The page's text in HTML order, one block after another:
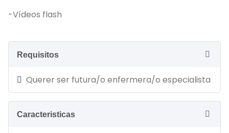
-Vídeos flash
Requisitos
Querer ser futura/o enfermera/o especialista
Caracteristicas